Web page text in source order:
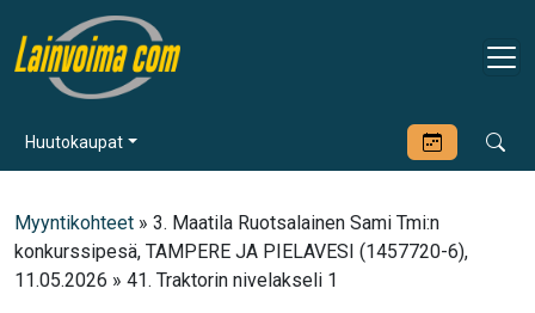
Huutokaupat
Myyntikohteet » 3. Maatila Ruotsalainen Sami Tmi:n
konkurssipesä, TAMPERE JA PIELAVESI (1457720-6),
11.05.2026 » 41. Traktorin nivelakseli 1